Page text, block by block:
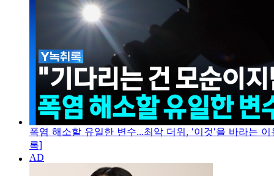
폭염 해소할 유일한 변수...최악 더위, '이것'을 바라는
록]